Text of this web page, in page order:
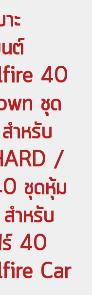
ะ
ต์
40
ชุด
ำหรับ
/
ชุดหุ้ม
ำหรับ
ร์ 40
Car